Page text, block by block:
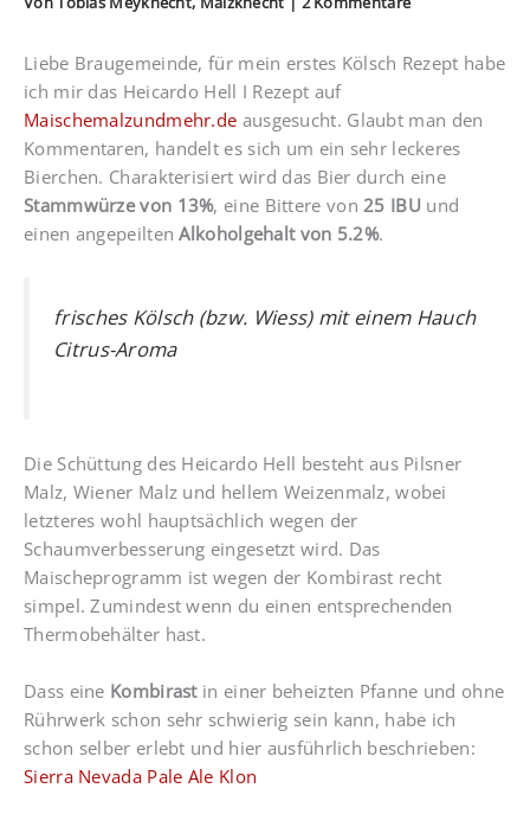
Liebe Braugemeinde, für mein erstes Kölsch Rezept habe
ich mir das Heicardo Hell I Rezept auf
Maischemalzundmehr.de ausgesucht. Glaubt man den
Kommentaren, handelt es sich um ein sehr leckeres
Bierchen. Charakterisiert wird das Bier durch eine
Stammwürze von 13%, eine Bittere von 25 IBUund
einen angepeiltenAlkoholgehalt von 5.2%.
frisches Kölsch (bzw. Wiess) mit einem Hauch
Citrus-Aroma
Die Schüttung des Heicardo Hell besteht aus Pilsner
Malz, Wiener Malz und hellem Weizenmalz, wobei
letzteres wohl hauptsächlich wegen der
Schaumverbesserung eingesetzt wird. Das
Maischeprogramm ist wegen der Kombirast recht
simpel. Zumindest wenn du einen entsprechenden
Thermobehälter hast.
Dass eine Kombirastin einer beheizten Pfanne und ohne
Rührwerk schon sehr schwierig sein kann, habe ich
schon selber erlebt und hier ausführlich beschrieben:
Sierra Nevada Pale Ale Klon